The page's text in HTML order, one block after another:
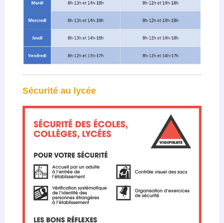
Sécurité au lycée